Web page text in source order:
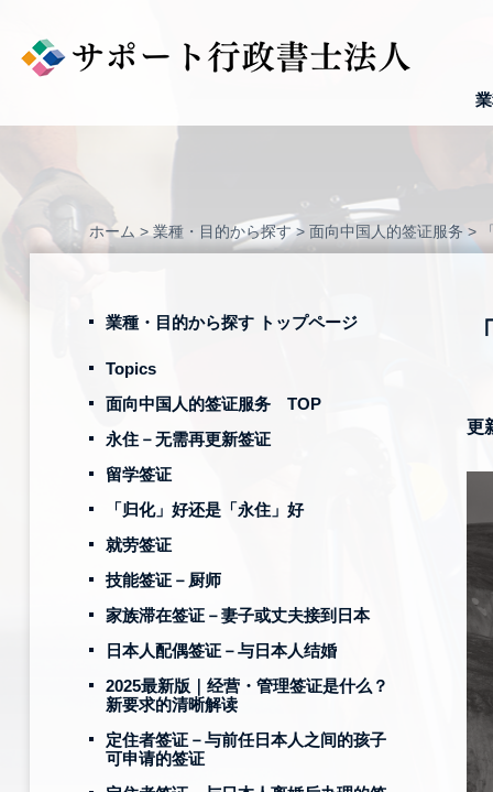
content
ホーム > 業種・目的から探す> 面向中国人的签证服务 >
更
業種・目的から探す トップページ
Topics
面向中国人的签证服务 TOP
永住－无需再更新签证
留学签证
「归化」好还是「永住」好
就劳签证
技能签证－厨师
家族滞在签证－妻子或丈夫接到日本
日本人配偶签证－与日本人结婚
2025最新版｜经营・管理签证是什么？
新要求的清晰解读
定住者签证－与前任日本人之间的孩子
可申请的签证